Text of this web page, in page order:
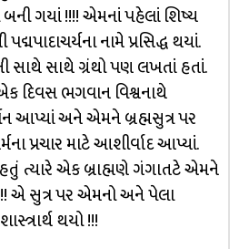
ગયાં !!!! એમનાં પહેલાં શિષ્ય
નામે પ્રસિદ્ધ થયાં.
સાથે સાથે ગ્રંથો પણ લખતાં હતાં.
ભગવાન વિશ્વનાથે
આપ્યાં અને એમને બ્રહ્મસુત્ર પર
પ્રચાર માટે આશીર્વાદ આપ્યાં.
ત્યારે એક બ્રાહ્મણે ગંગાતટે એમને
એ સુત્ર પર એમનો અને પેલા
થયો !!!